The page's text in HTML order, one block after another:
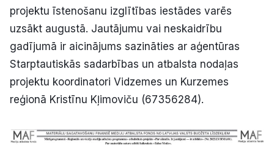
projektu īstenošanu izglītības iestādes varēs
uzsākt augustā. Jautājumu vai neskaidrību
gadījumā ir aicinājums sazināties ar aģentūras
Starptautiskās sadarbības un atbalsta nodaļas
projektu koordinatori Vidzemes un Kurzemes
reģionā Kristīnu Kļimoviču (67356284).